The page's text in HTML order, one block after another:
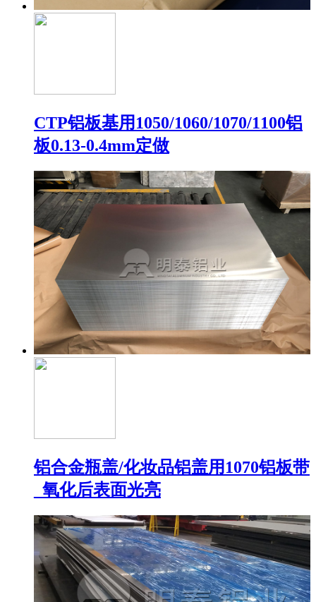
CTP铝板基用1050/1060/1070/1100铝
板0.13-0.4mm定做
铝合金瓶盖/化妆品铝盖用1070铝板带
_氧化后表面光亮